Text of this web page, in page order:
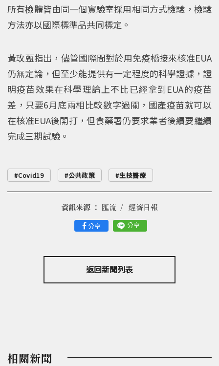
所有檢體皆由同一個實驗室採用相同方式檢驗，檢驗
方法亦以國際標準品共同標定。
黃玫甄指出，儘管國際間對於用免疫橋接來核准EUA
仍無定論，但至少能提供有一定程度的科學證據，證
明疫苗效果在科學理論上不比已經拿到EUA的疫苗
差，只要6月底兩相比較數字過關，國產疫苗就可以
在核准EUA後開打，但食藥署仍要求業者後續要繼續
完成三期試驗。
Covid19 公共政策 生技醫療
分享 分享
資訊來源 ： 匯流 經濟日報
返回新聞列表
相關新聞